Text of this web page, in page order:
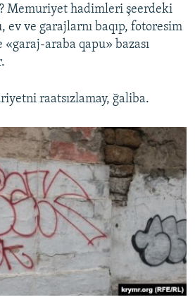
Memuriyet hadimleri şeerdeki
ev ve garajlarnı baqıp, fotoresim
«garaj-araba qapu» bazası
raatsızlamay, ğaliba.